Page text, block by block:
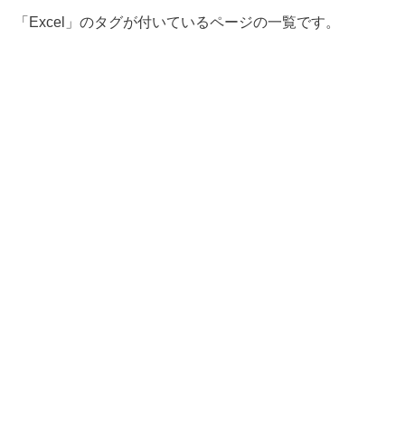
「Excel」のタグが付いているページの一覧です。